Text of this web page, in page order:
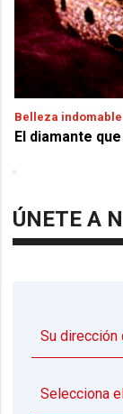
Belleza indomable
El diamante
ÚNETE A